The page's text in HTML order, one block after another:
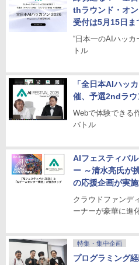
thラウンド・オ
受付は5月15日ま
“日本一のAIハッカ
トル
「全日本AIハッ
催、予選2ndラウ
Webで体験できる
バトル
AIフェスティバ
ー ～清水亮氏が
の応援企画が実
クラウドファンデ
ーナーが豪華に進
特集・集中企画
プログラミング